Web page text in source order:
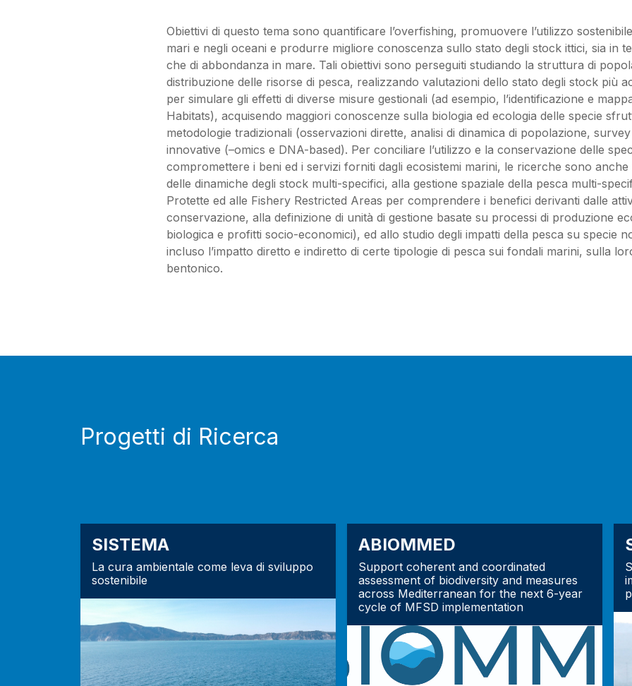
Obiettivi di questo tema sono quantificare l’overfishing, promuovere l’utilizzo
mari e negli oceani e produrre migliore conoscenza sullo stato degli stock ittici, sia in
che di abbondanza in mare. Tali obiettivi sono perseguiti studiando la struttura di
distribuzione delle risorse di pesca, realizzando valutazioni dello stato degli stock più
per simulare gli effetti di diverse misure gestionali (ad esempio, l’identificazione e
Habitats), acquisendo maggiori conoscenze sulla biologia ed ecologia delle specie
metodologie tradizionali (osservazioni dirette, analisi di dinamica di popolazione,
innovative (–omics e DNA-based). Per conciliare l’utilizzo e la conservazione delle
compromettere i beni ed i servizi forniti dagli ecosistemi marini, le ricerche sono
delle dinamiche degli stock multi-specifici, alla gestione spaziale della pesca multi-
Protette ed alle Fishery Restricted Areas per comprendere i benefici derivanti dalle
conservazione, alla definizione di unità di gestione basate su processi di produzione
biologica e profitti socio-economici), ed allo studio degli impatti della pesca su specie
incluso l’impatto diretto e indiretto di certe tipologie di pesca sui fondali marini, sulla
bentonico.
Progetti di Ricerca
SISTEMA
La cura ambientale come leva di sviluppo
sostenibile
ABIOMMED
Support coherent and coordinated
assessment of biodiversity and measures
across Mediterranean for the next 6-year
cycle of MFSD implementation